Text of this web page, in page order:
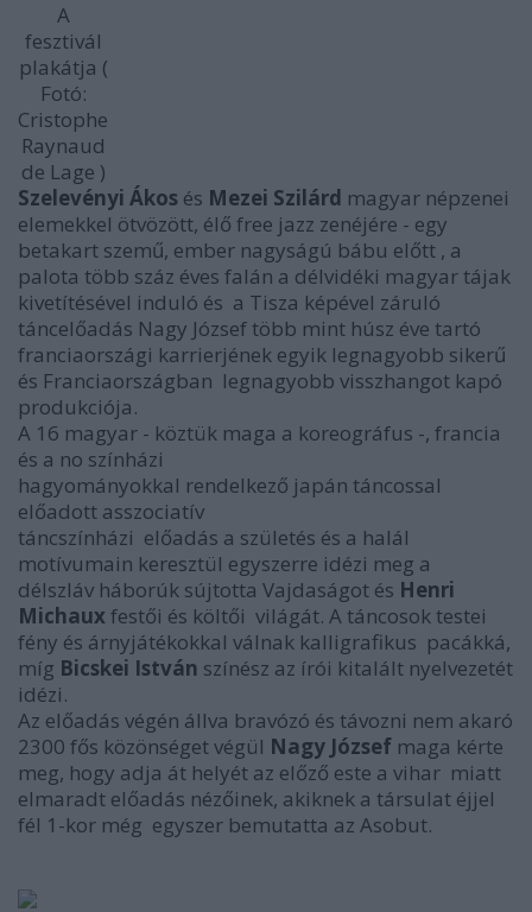
A
fesztivál
plakátja (
Fotó:
Cristophe
Raynaud
de Lage )
Szelevényi Ákos és Mezei Szilárd magyar népzenei
elemekkel ötvözött, élő free jazz zenéjére - egy
betakart szemű, ember nagyságú bábu előtt , a
palota több száz éves falán a délvidéki magyar tájak
kivetítésével induló és a Tisza képével záruló
táncelőadás Nagy József több mint húsz éve tartó
franciaországi karrierjének egyik legnagyobb sikerű
és Franciaországban legnagyobb visszhangot kapó
produkciója.
A 16 magyar - köztük maga a koreográfus -, francia
és a no színházi
hagyományokkal rendelkező japán táncossal
előadott asszociatív
táncszínházi előadás a születés és a halál
motívumain keresztül egyszerre idézi meg a
délszláv háborúk sújtotta Vajdaságot és Henri
Michaux festői és költői világát. A táncosok testei
fény és árnyjátékokkal válnak kalligrafikus pacákká,
míg Bicskei István színész az írói kitalált nyelvezetét
idézi.
Az előadás végén állva bravózó és távozni nem akaró
2300 fős közönséget végül Nagy József maga kérte
meg, hogy adja át helyét az előző este a vihar miatt
elmaradt előadás nézőinek, akiknek a társulat éjjel
fél 1-kor még egyszer bemutatta az Asobut.